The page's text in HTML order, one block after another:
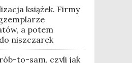
książek. Firmy
a potem
niszczarek
to-sam, czyli jak